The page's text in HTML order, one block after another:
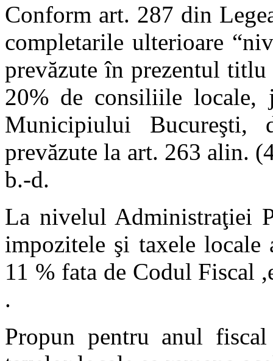
Conform art. 287 din
completarile ulterioare
prevăzute în prezentul
20% de consiliile locale,
Municipiului Bucureşti,
prevăzute la art. 263 alin.
b.-d.
La nivelul Administraţiei
impozitele şi taxele
11 % fata de Codul Fiscal
.
Propun pentru anul